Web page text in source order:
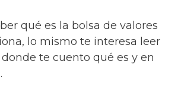
qué es la bolsa de valores
lo mismo te interesa leer
te cuento qué es y en